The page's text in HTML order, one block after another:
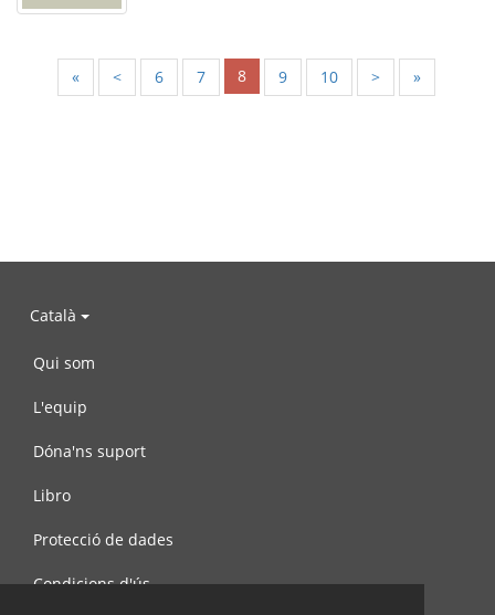
« < 6 7 8 9 10 > »
Català
Qui som
L'equip
Dóna'ns suport
Libro
Protecció de dades
Condicions d'ús